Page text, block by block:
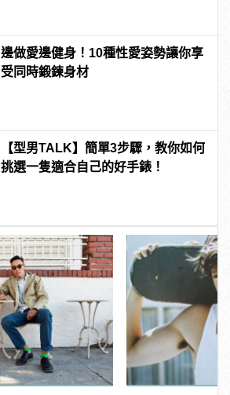
邊做愛邊健身！10種性愛姿勢讓你享
受同時鍛鍊身材
【型男TALK】簡單3步驟，教你如何
挑選一隻適合自己的好手錶！